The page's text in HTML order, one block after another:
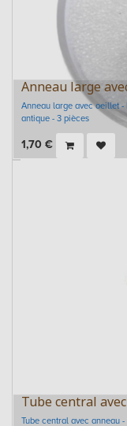
Anneau large
Anneau large avec oeillet -
antique - 3 pièces
1,70 €
Tube central
Tube central avec anneau